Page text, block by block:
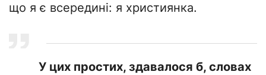
що я є всередині: я християнка.
​У цих простих, здавалося б, словах